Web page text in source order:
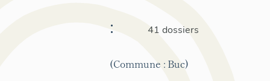
:
41 dossiers
(Commune : Buc)